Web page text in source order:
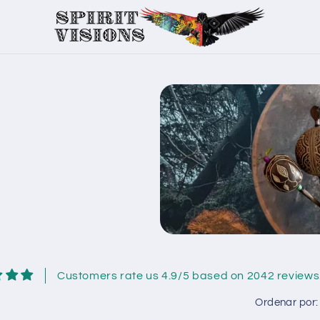
Customers rate us 4.9/5 based on 2042
Ordenar por: